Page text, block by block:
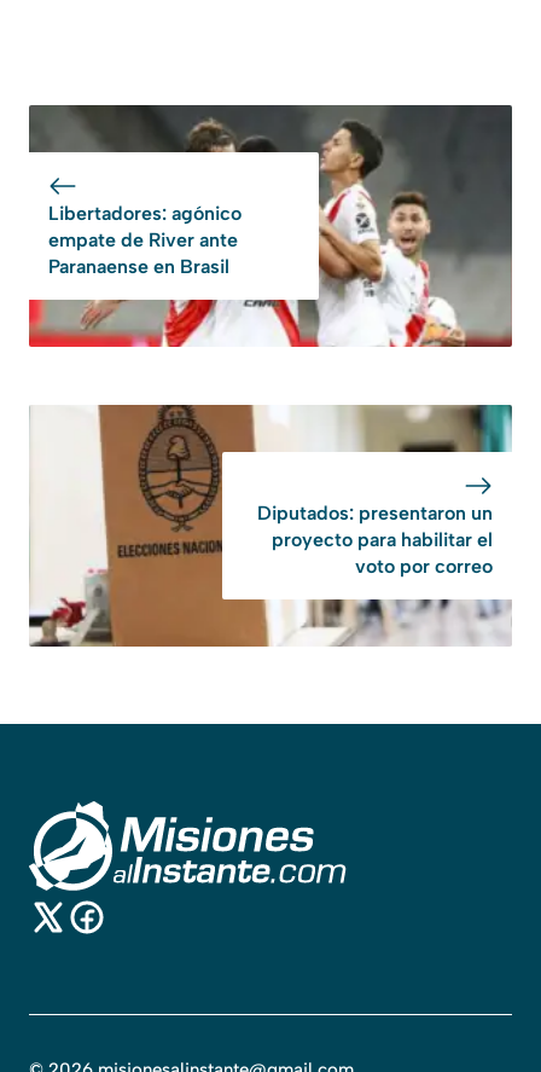
Libertadores: agónico
empate de River ante
Paranaense en Brasil
Diputados: presentaron un
proyecto para habilitar el
voto por correo